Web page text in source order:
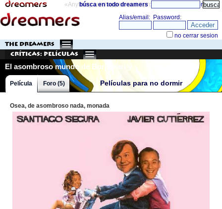
«Anything can happen and it probably will» directorio
búsca en todo dreamers
THE DREAMERS
Críticas: Películas
El asombroso mundo de Borjamari y
Pocholo
Películas para no dormir
Película Foro (5)
Osea, de asombroso nada, monada